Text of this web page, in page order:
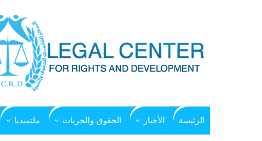
الرئيسة الأخبار الحقوق والحريات ملتميديا